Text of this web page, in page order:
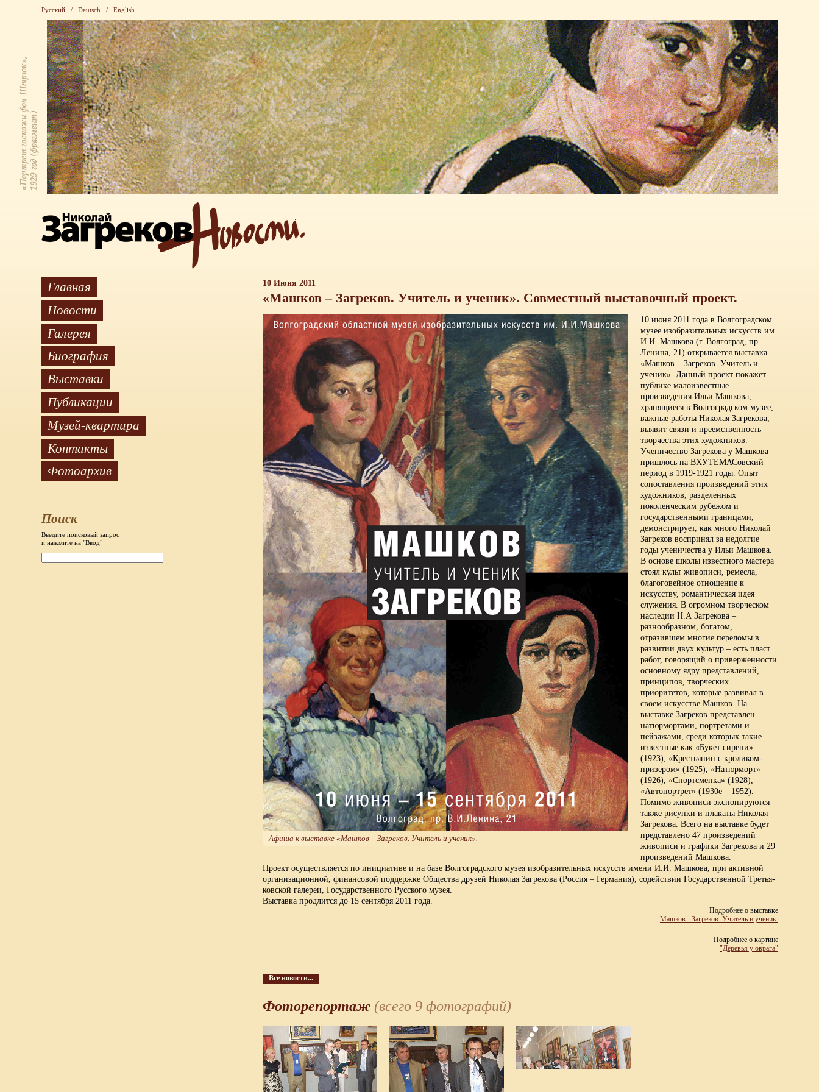
Русский / Deutsch / English
Главная
Новости
Галерея
Биография
Выставки
Публикации
Музей-квартира
Контакты
Фотоархив
Поиск
Введите поисковый запрос
и нажмите на "Ввод"
10 Июня 2011
«Машков – Загреков. Учитель и ученик». Совместный выставочный проект.
Афиша к выставке «Машков – Загреков. Учитель и ученик».
10 июня 2011 года в Волгоградском
музее изобразительных искусств им.
И.И. Машкова (г. Волгоград, пр.
Ленина, 21) открывается выставка
«Машков – Загреков. Учитель и
ученик». Данный проект покажет
публике малоизвестные
произведения Ильи Машкова,
хранящиеся в Волгоградском музее,
важные работы Николая Загрекова,
выявит связи и преемственность
творчества этих художников.
Ученичество Загрекова у Машкова
пришлось на ВХУТЕМАСовский
период в 1919-1921 годы. Опыт
сопоставления произведений этих
художников, разделенных
поколенческим рубежом и
государственными границами,
демонстрирует, как много Николай
Загреков воспринял за недолгие
годы ученичества у Ильи Машкова.
В основе школы известного мастера
стоял культ живописи, ремесла,
благоговейное отношение к
искусству, романтическая идея
служения. В огромном творческом
наследии Н.А Загрекова –
разнообразном, богатом,
отразившем многие переломы в
развитии двух культур – есть пласт
работ, говорящий о приверженности
основному ядру представлений,
принципов, творческих
приоритетов, которые развивал в
своем искусстве Машков. На
выставке Загреков представлен
натюрмортами, портретами и
пейзажами, среди которых такие
известные как «Букет сирени»
(1923), «Крестьянин с кроликом-
призером» (1925), «Натюрморт»
(1926), «Спортсменка» (1928),
«Автопортрет» (1930е – 1952).
Помимо живописи экспонируются
также рисунки и плакаты Николая
Загрекова. Всего на выставке будет
представлено 47 произведений
живописи и графики Загрекова и 29
произведений Машкова.
Проект осуществляется по инициативе и на базе Волгоградского музея изобразительных искусств имени И.И. Машкова, при активной
организационной, финансовой поддержке Общества друзей Николая Загрекова (Россия – Германия), содействии Государственной Третья-
ковской галереи, Государственного Русского музея.
Выставка продлится до 15 сентября 2011 года.
Подробнее о выставке
Машков - Загреков. Учитель и ученик.
Подробнее о картине
"Деревья у оврага"
Все новости...
Фоторепортаж (всего 9 фотографий)